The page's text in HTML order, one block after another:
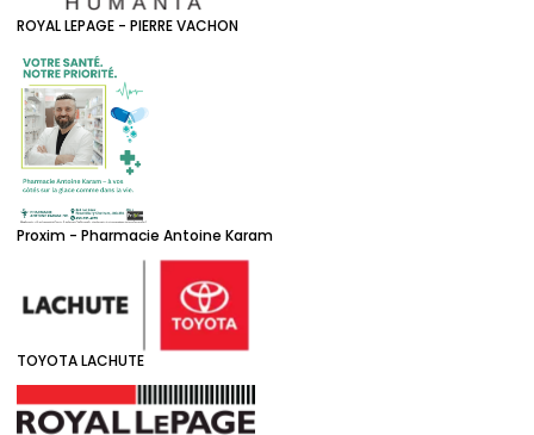
ROYAL LEPAGE - PIERRE VACHON
Proxim - Pharmacie Antoine Karam
TOYOTA LACHUTE